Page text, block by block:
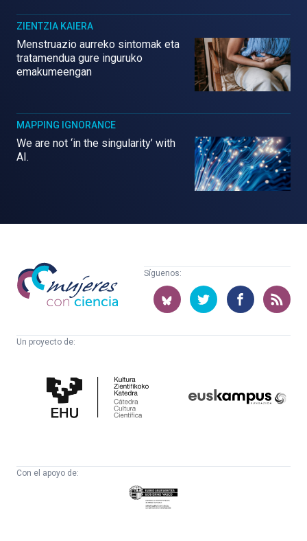
ZIENTZIA KAIERA
Menstruazio aurreko sintomak eta
tratamendua gure inguruko
emakumeengan
MAPPING IGNORANCE
We are not ‘in the singularity’ with
AI.
Mujeres
con
ciencia
Síguenos:
Un proyecto de:
Cultura
Científica
Con el apoyo de:
Eusko
Jaurlaritza